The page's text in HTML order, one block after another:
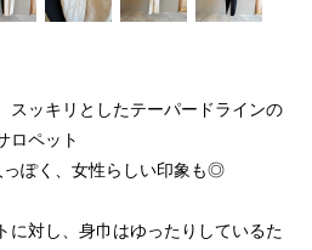
スッキリとしたテーパードラインの
ロペット
っぽく、女性らしい印象も◎
に対し、身巾はゆったりしているた